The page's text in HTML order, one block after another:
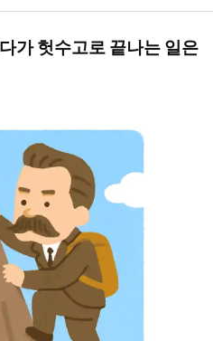
가 헛수고로 끝나는 일은